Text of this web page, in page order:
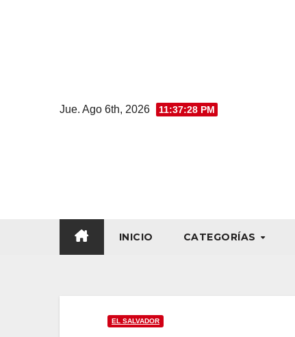
Jue. Ago 6th, 2026 11:37:29 PM
INICIO CATEGORÍAS
EL SALVADOR